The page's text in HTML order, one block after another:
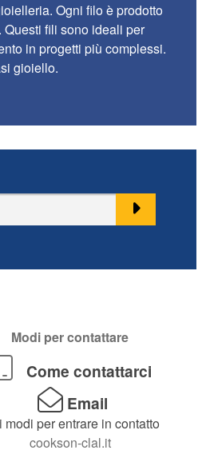
Ogni filo è prodotto
fili sono ideali per
in progetti più complessi.
gioiello.
Modi per contattare
Come contattarci
Email
modi per entrare in contatto
cookson-clal.it